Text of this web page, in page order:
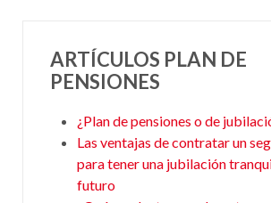
ARTÍCULOS PLAN DE
PENSIONES
¿Plan de pensiones o de
Las ventajas de contratar un
para tener una jubilación
futuro